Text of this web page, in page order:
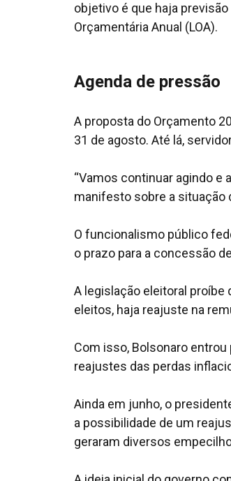
objetivo é que haja
Orçamentária Anual (LOA).
Agenda de pressão
A proposta do Orçamento
31 de agosto. Até lá,
“Vamos continuar agindo e
manifesto sobre a situação
O funcionalismo público
o prazo para a concessão
A legislação eleitoral proíbe
eleitos, haja reajuste na
Com isso, Bolsonaro
reajustes das perdas
Ainda em junho, o
a possibilidade de um
geraram diversos